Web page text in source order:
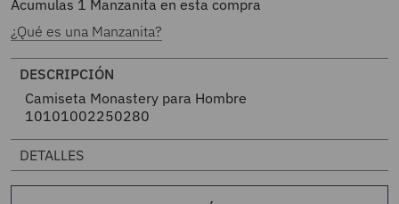
Acumulas 1 Manzanita en esta compra
¿Qué es una Manzanita?
DESCRIPCIÓN
Camiseta Monastery para Hombre
10101002250280
DETALLES